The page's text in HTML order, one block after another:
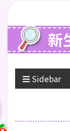
新
Sidebar